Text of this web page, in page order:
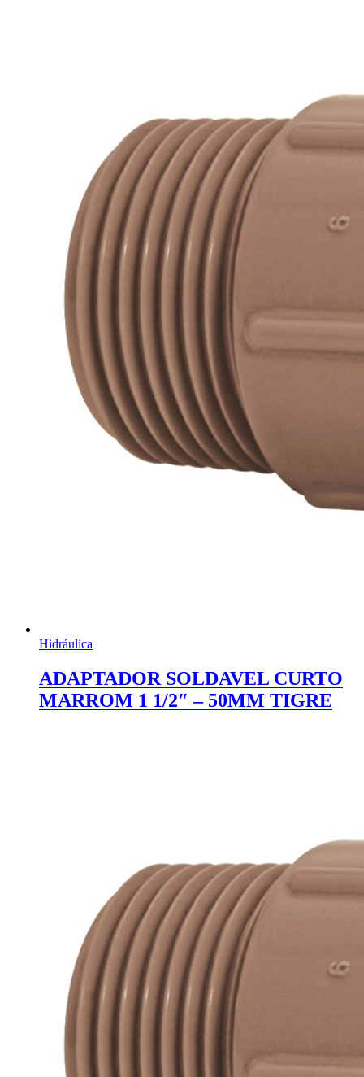
Hidráulica
ADAPTADOR SOLDAVEL CURTO
MARROM 1 1/2″ – 50MM TIGRE